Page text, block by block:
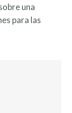
una
para las